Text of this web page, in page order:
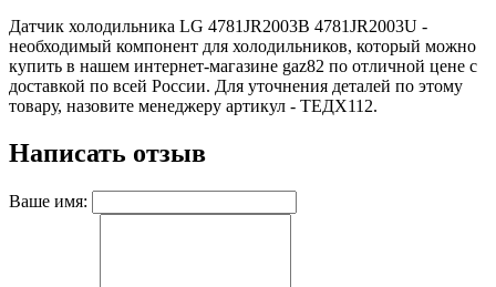
Датчик холодильника LG 4781JR2003B 4781JR2003U -
необходимый компонент для холодильников, который можно
купить в нашем интернет-магазине gaz82 по отличной цене с
доставкой по всей России. Для уточнения деталей по этому
товару, назовите менеджеру артикул - ТЕДХ112.
Написать отзыв
Ваше имя: